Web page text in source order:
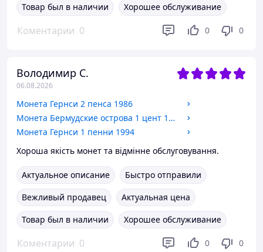
Товар был в наличии
Хорошее обслуживание
Коментарии 0 0 0
Володимир С.
06.08.2026
Монета Гернси 2 пенса 1986
Монета Бермудские острова 1 цент 1996
Монета Гернси 1 пенни 1994
Хороша якість монет та відмінне обслуговування.
Актуальное описание
Быстро отправили
Вежливый продавец
Актуальная цена
Товар был в наличии
Хорошее обслуживание
Коментарии 0 0 0